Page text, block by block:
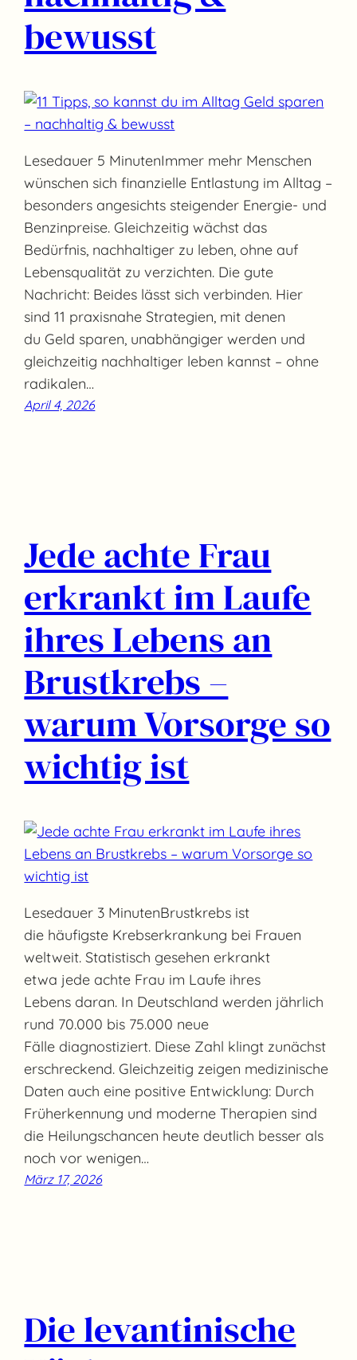
bewusst
Lesedauer 5 MinutenImmer mehr Menschen
wünschen sich finanzielle Entlastung im Alltag –
besonders angesichts steigender Energie- und
Benzinpreise. Gleichzeitig wächst das
Bedürfnis, nachhaltiger zu leben, ohne auf
Lebensqualität zu verzichten. Die gute
Nachricht: Beides lässt sich verbinden. Hier
sind 11 praxisnahe Strategien, mit denen
du Geld sparen, unabhängiger werden und
gleichzeitig nachhaltiger leben kannst – ohne
radikalen…
April 4, 2026
Jede achte Frau
erkrankt im Laufe
ihres Lebens an
Brustkrebs –
warum Vorsorge so
wichtig ist
Lesedauer 3 MinutenBrustkrebs ist
die häufigste Krebserkrankung bei Frauen
weltweit. Statistisch gesehen erkrankt
etwa jede achte Frau im Laufe ihres
Lebens daran. In Deutschland werden jährlich
rund 70.000 bis 75.000 neue
Fälle diagnostiziert. Diese Zahl klingt zunächst
erschreckend. Gleichzeitig zeigen medizinische
Daten auch eine positive Entwicklung: Durch
Früherkennung und moderne Therapien sind
die Heilungschancen heute deutlich besser als
noch vor wenigen…
März 17, 2026
Die levantinische